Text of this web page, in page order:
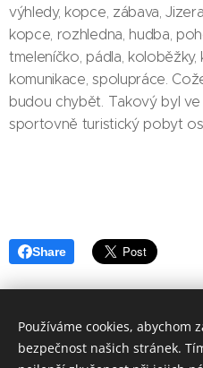
výhledy, kopce, zábava,
kopce, rozhledna, hudba,
tmeleníčko, pádla, koloběžky,
komunikace, spolupráce.
budou chybět. Takový byl ve
sportovně turistický pobyt
Share
Používáme cookies, abychom
bezpečnost našich stránek.